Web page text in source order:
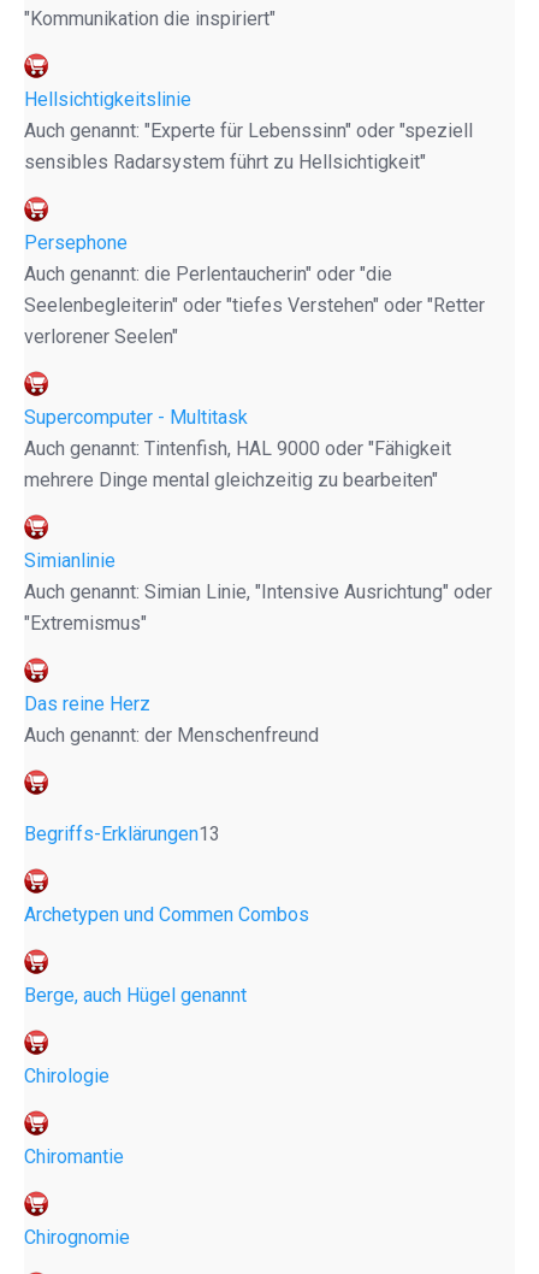
"Kommunikation die inspiriert"
Hellsichtigkeitslinie
Auch genannt: "Experte für Lebenssinn" oder "speziell
sensibles Radarsystem führt zu Hellsichtigkeit"
Persephone
Auch genannt: die Perlentaucherin" oder "die
Seelenbegleiterin" oder "tiefes Verstehen" oder "Retter
verlorener Seelen"
Supercomputer - Multitask
Auch genannt: Tintenfish, HAL 9000 oder "Fähigkeit
mehrere Dinge mental gleichzeitig zu bearbeiten"
Simianlinie
Auch genannt: Simian Linie, "Intensive Ausrichtung" oder
"Extremismus"
Das reine Herz
Auch genannt: der Menschenfreund
Begriffs-Erklärungen13
Archetypen und Commen Combos
Berge, auch Hügel genannt
Chirologie
Chiromantie
Chirognomie